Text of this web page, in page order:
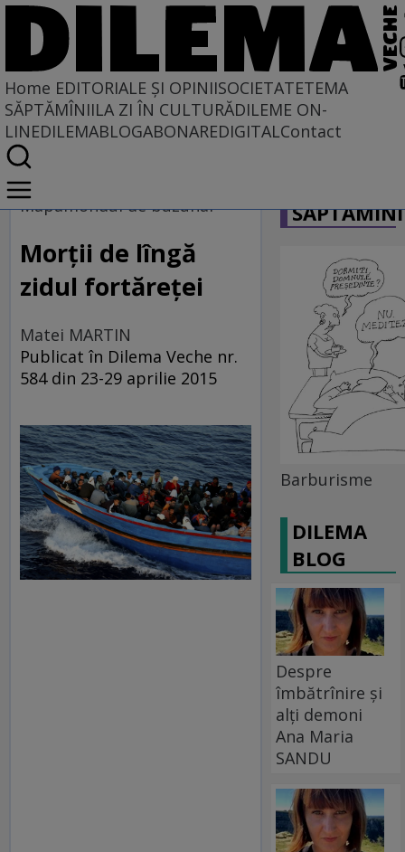
Home EDITORIALE ȘI OPINIISOCIETATETEMA
SĂPTĂMÎNIILA ZI ÎN CULTURĂDILEME ON-
LINEDILEMABLOGABONAREDIGITALContact
Home
EDITORIALE ȘI OPINII
TÎLC SHOW
Mapamondul de buzunar
Morţii de lîngă
zidul fortăreţei
Matei MARTIN
Publicat în Dilema Veche nr.
584 din 23-29 aprilie 2015
Barburisme
DILEMA
BLOG
Despre
îmbătrînire și
alți demoni
Ana Maria
SANDU